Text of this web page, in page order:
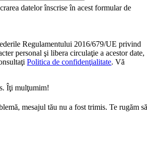
datelor înscrise în acest formular de
Regulamentului 2016/679/UE privind
personal şi libera circulaţie a acestor date,
Politica de confidenţialitate. Vă
Îţi mulţumim!
mesajul tău nu a fost trimis. Te rugăm